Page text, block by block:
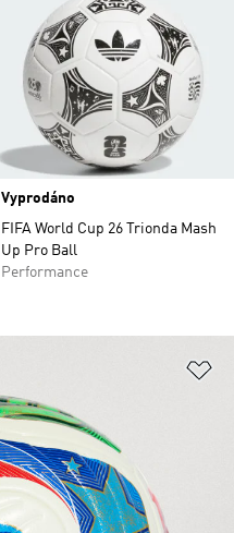
Vyprodáno
FIFA World Cup 26 Trionda Mash
Up Pro Ball
Performance